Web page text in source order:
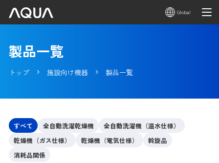
Global
製品一覧
トップ 施設向け機器 製品一覧
すべて 全自動洗濯乾燥機
全自動洗濯機（温水仕様）
乾燥機（ガス仕様）
乾燥機（電気仕様）
斡旋品
消耗品関係